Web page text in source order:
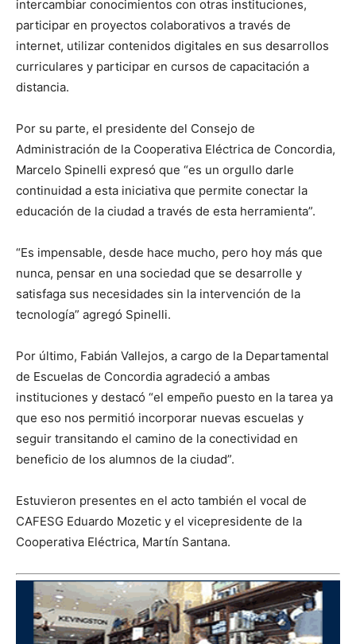
intercambiar conocimientos con otras instituciones,
participar en proyectos colaborativos a través de
internet, utilizar contenidos digitales en sus desarrollos
curriculares y participar en cursos de capacitación a
distancia.
Por su parte, el presidente del Consejo de
Administración de la Cooperativa Eléctrica de Concordia,
Marcelo Spinelli expresó que “es un orgullo darle
continuidad a esta iniciativa que permite conectar la
educación de la ciudad a través de esta herramienta”.
“Es impensable, desde hace mucho, pero hoy más que
nunca, pensar en una sociedad que se desarrolle y
satisfaga sus necesidades sin la intervención de la
tecnología” agregó Spinelli.
Por último, Fabián Vallejos, a cargo de la Departamental
de Escuelas de Concordia agradeció a ambas
instituciones y destacó “el empeño puesto en la tarea ya
que eso nos permitió incorporar nuevas escuelas y
seguir transitando el camino de la conectividad en
beneficio de los alumnos de la ciudad”.
Estuvieron presentes en el acto también el vocal de
CAFESG Eduardo Mozetic y el vicepresidente de la
Cooperativa Eléctrica, Martín Santana.